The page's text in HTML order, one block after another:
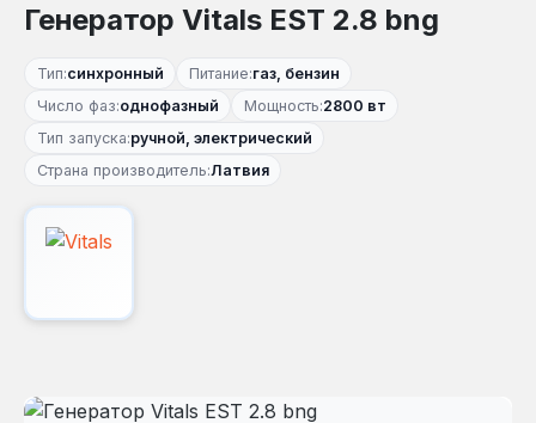
Генератор Vitals EST 2.8 bng
Тип:синхронный Питание:газ, бензин
Число фаз:однофазный Мощность:2800 вт
Тип запуска:ручной, электрический
Страна производитель:Латвия
Пропустить галерею изображений